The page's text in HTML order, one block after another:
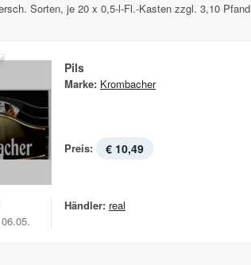
Sorten, je 20 x 0,5-l-Fl.-Kasten zzgl. 3,10 Pfand
Pils
Marke: Krombacher
Preis: € 10,49
Händler: real